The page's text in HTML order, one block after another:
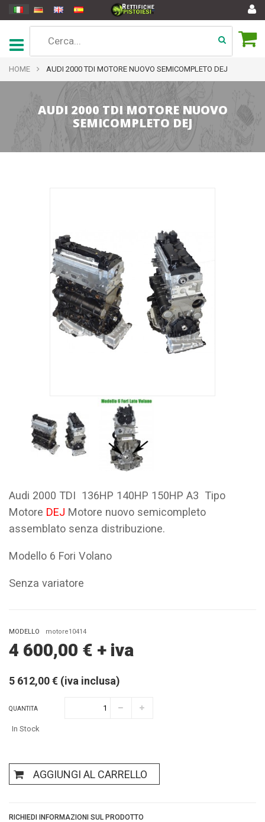
HOME AUDI 2000 TDI MOTORE NUOVO SEMICOMPLETO DEJ
AUDI 2000 TDI MOTORE NUOVO
SEMICOMPLETO DEJ
Audi 2000 TDI 136HP 140HP 150HP A3 Tipo
Motore DEJ Motore nuovo semicompleto
assemblato senza distribuzione.
Modello 6 Fori Volano
Senza variatore
MODELLO motore10414
4 600,00 € + iva
5 612,00 € (iva inclusa)
QUANTITA
In Stock
AGGIUNGI AL CARRELLO
RICHIEDI INFORMAZIONI SUL PRODOTTO